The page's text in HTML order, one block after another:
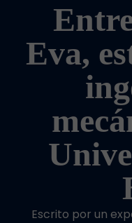
Eva,
Escrito por un